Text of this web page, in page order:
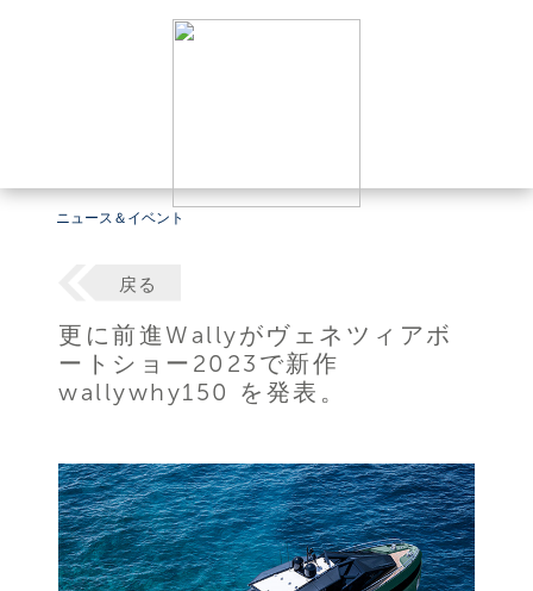
ニュース＆イベント
戻る
更に前進Wallyがヴェネツィアボ
ートショー2023で新作
wallywhy150 を発表。